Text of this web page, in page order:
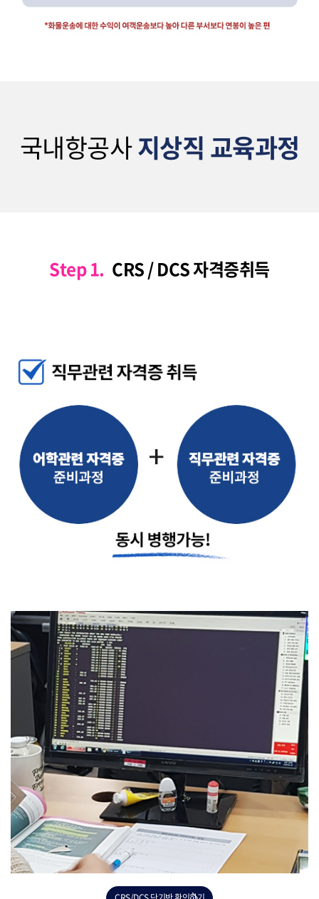
국내항공사지상직 교육과정
Step 1. CRS / DCS 자격증취득